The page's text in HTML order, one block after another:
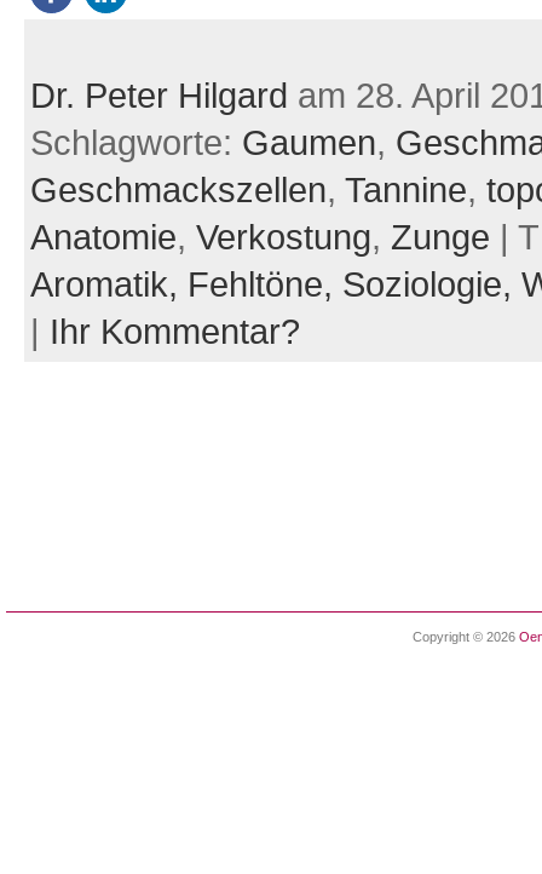
Dr. Peter Hilgard am 28. April
Schlagworte: Gaumen,
Geschmackszellen, Tannine,
Anatomie, Verkostung, Zunge |
Aromatik, Fehltöne, Soziologie,
| Ihr Kommentar?
Copyright © 2026